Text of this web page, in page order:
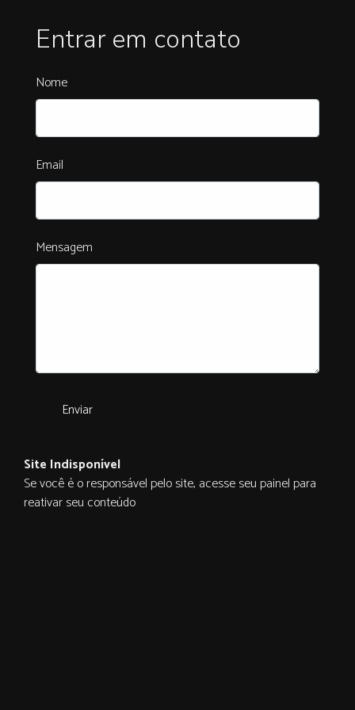
Entrar em contato
Nome
Email
Mensagem
Enviar
Site Indisponível
Se você é o responsável pelo site, acesse seu painel para
reativar seu conteúdo